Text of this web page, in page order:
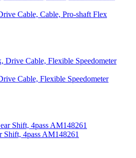
Cable, Cable, Pro-shaft Flex
Cable, Flexible Speedometer
Shift, 4pass AM148261